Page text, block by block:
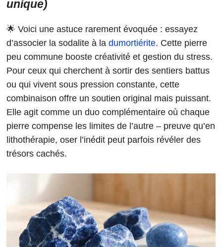
unique)
🌟 Voici une astuce rarement évoquée : essayez
d’associer la sodalite à la dumortiérite. Cette pierre
peu commune booste créativité et gestion du stress.
Pour ceux qui cherchent à sortir des sentiers battus
ou qui vivent sous pression constante, cette
combinaison offre un soutien original mais puissant.
Elle agit comme un duo complémentaire où chaque
pierre compense les limites de l’autre – preuve qu’en
lithothérapie, oser l’inédit peut parfois révéler des
trésors cachés.